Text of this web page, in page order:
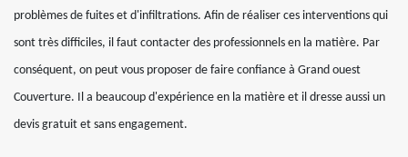
problèmes de fuites et d'infiltrations. Afin de réaliser ces interventions qui
sont très difficiles, il faut contacter des professionnels en la matière. Par
conséquent, on peut vous proposer de faire confiance à Grand ouest
Couverture. Il a beaucoup d'expérience en la matière et il dresse aussi un
devis gratuit et sans engagement.